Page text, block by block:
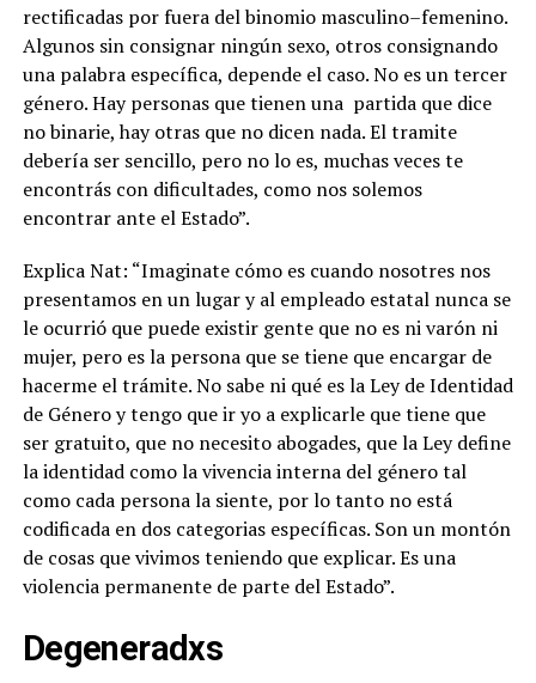
rectificadas por fuera del binomio masculino–femenino.
Algunos sin consignar ningún sexo, otros consignando
una palabra específica, depende el caso. No es un tercer
género. Hay personas que tienen una partida que dice
no binarie, hay otras que no dicen nada. El tramite
debería ser sencillo, pero no lo es, muchas veces te
encontrás con dificultades, como nos solemos
encontrar ante el Estado”.
Explica Nat: “Imaginate cómo es cuando nosotres nos
presentamos en un lugar y al empleado estatal nunca se
le ocurrió que puede existir gente que no es ni varón ni
mujer, pero es la persona que se tiene que encargar de
hacerme el trámite. No sabe ni qué es la Ley de Identidad
de Género y tengo que ir yo a explicarle que tiene que
ser gratuito, que no necesito abogades, que la Ley define
la identidad como la vivencia interna del género tal
como cada persona la siente, por lo tanto no está
codificada en dos categorias específicas. Son un montón
de cosas que vivimos teniendo que explicar. Es una
violencia permanente de parte del Estado”.
Degeneradxs